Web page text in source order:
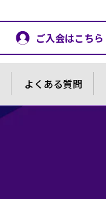
ご入会はこちら
よくある質問